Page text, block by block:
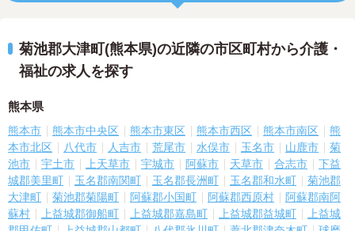
菊池郡大津町(熊本県)の近隣の市区町村から介護・
福祉の求人を探す
熊本県
熊本市 熊本市中央区 熊本市東区 熊本市西区 熊本市南区
熊
本市北区
八代市 人吉市 荒尾市 水俣市 玉名市 山鹿市
菊
池市
宇土市 上天草市 宇城市 阿蘇市 天草市 合志市
下益
城郡美里町
玉名郡南関町 玉名郡長洲町 玉名郡和水町
菊池郡
大津町
菊池郡菊陽町 阿蘇郡小国町 阿蘇郡西原村
阿蘇郡南阿
蘇村
上益城郡御船町 上益城郡嘉島町 上益城郡益城町
上益城